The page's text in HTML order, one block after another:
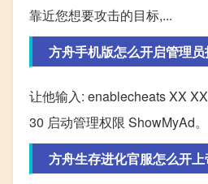
靠近您想要攻击的目标,...
方舟手机版怎么开启管理
让他输入: enablecheats XX
30 启动管理权限 ShowMyAd。
方舟生存进化官服怎么开